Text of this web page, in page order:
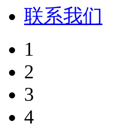
联系我们
1
2
3
4